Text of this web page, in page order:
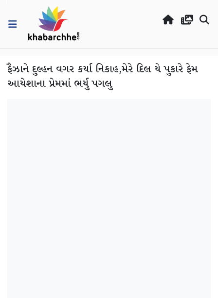
ફૈઝાને દુલ્હન વગર કર્યા નિકાહ,મેરે દિલ યે પુકારે ફેમ
આયેશાના પ્રેમમાં ભર્યુ પગલુ